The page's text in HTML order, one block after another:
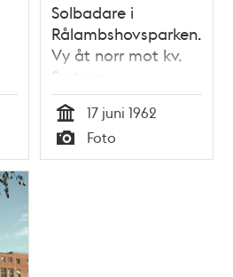
Solbadare i
Rålambshovsparken.
Vy åt norr mot kv.
Systern
Tid
17 juni 1962
Typ
Foto